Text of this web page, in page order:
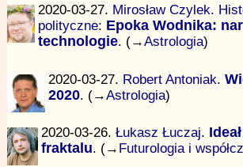
2020-03-27. Mirosław Czylek.
polityczne: Epoka Wodnika:
technologie. (→Astrologia)
2020-03-27. Robert Antoniak.
2020. (→Astrologia)
2020-03-26. Łukasz Łuczaj.
fraktalu. (→ Futurologia i